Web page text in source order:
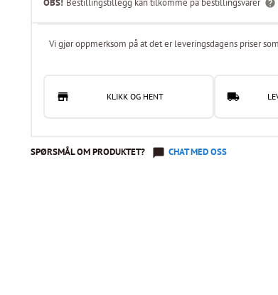
OBS! Bestillingstillegg kan tilkomme på bestillingsvarer
Vi gjør oppmerksom på at det er leveringsdagens priser
KLIKK OG HENT
SPØRSMÅL OM PRODUKTET? CHAT MED OSS